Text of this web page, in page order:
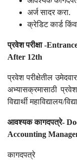
अर्ज सादर करा.
क्रेडिट कार्ड
प्रवेश परीक्षा -
After 12th
प्रवेश परीक्षेतील
अभ्यासक्रमासाठी
विद्यार्थी
आवश्यक कागदपत्रे-
Accounting
कागदपत्रे